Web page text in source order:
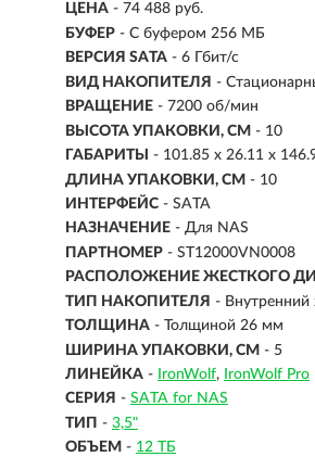
ЦЕНА - 74 488 руб.
БУФЕР - С буфером 256 МБ
ВЕРСИЯ SATA - 6 Гбит/с
ВИД НАКОПИТЕЛЯ -
ВРАЩЕНИЕ - 7200 об/мин
ВЫСОТА УПАКОВКИ, СМ - 10
ГАБАРИТЫ
- 101.85 x 26.11 x
ДЛИНА УПАКОВКИ, СМ - 10
ИНТЕРФЕЙС - SATA
НАЗНАЧЕНИЕ - Для NAS
ПАРТНОМЕР - ST12000VN0008
РАСПОЛОЖЕНИЕ ЖЕСТКОГО
ТИП НАКОПИТЕЛЯ - Внутренний
ТОЛЩИНА - Толщиной 26 мм
ШИРИНА УПАКОВКИ, СМ - 5
ЛИНЕЙКА - IronWolf
IronWolf Pro
СЕРИЯ - SATA for NAS
ТИП - 3,5"
ОБЪЕМ - 12 ТБ